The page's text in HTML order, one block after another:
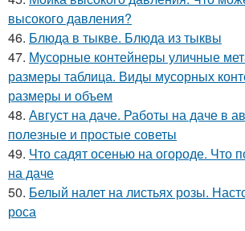
высокого давления?
46. Блюда в тыкве. Блюда из тыквы
47. Мусорные контейнеры уличные
размеры таблица. Виды мусорных
размеры и объем
48. Август на даче. Работы на даче в
полезные и простые советы
49. Что садят осенью на огороде. Что
на даче
50. Белый налет на листьях розы.
роса